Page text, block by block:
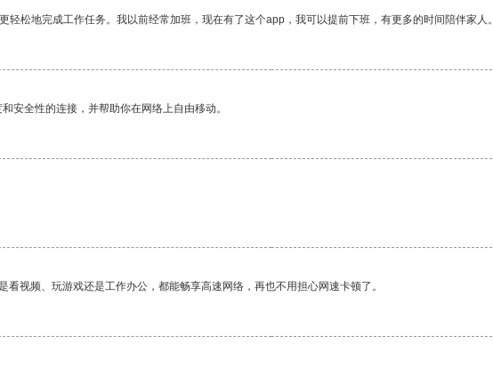
松地完成工作任务。我以前经常加班，现在有了这个app，我可以提前下班，有更多的时间陪伴家人。
安全性的连接，并帮助你在网络上自由移动。
视频、玩游戏还是工作办公，都能畅享高速网络，再也不用担心网速卡顿了。